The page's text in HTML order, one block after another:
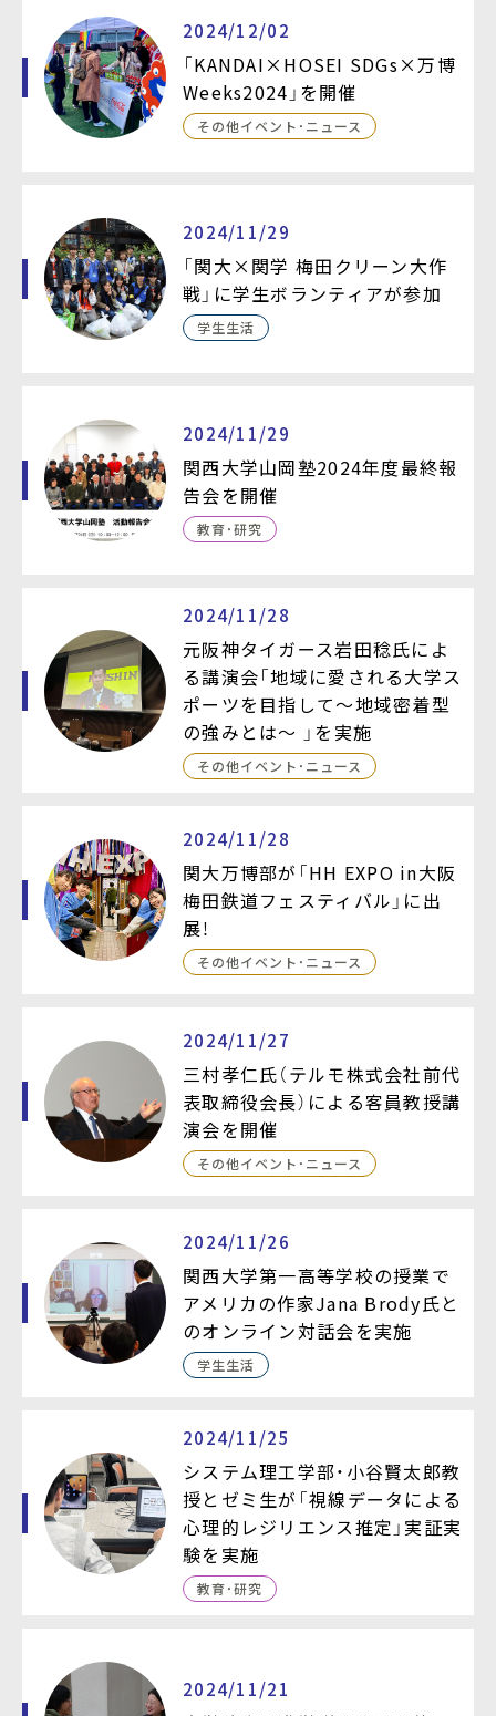
2024/12/02
「KANDAI×HOSEI SDGs×万博
Weeks2024」を開催
その他イベント・ニュース
2024/11/29
「関大×関学 梅田クリーン大作
戦」に学生ボランティアが参加
学生生活
2024/11/29
関西大学山岡塾2024年度最終報
告会を開催
教育・研究
2024/11/28
元阪神タイガース岩田稔氏によ
る講演会「地域に愛される大学ス
ポーツを目指して～地域密着型
の強みとは～ 」を実施
その他イベント・ニュース
2024/11/28
関大万博部が「HH EXPO in大阪
梅田鉄道フェスティバル」に出
展！
その他イベント・ニュース
2024/11/27
三村孝仁氏（テルモ株式会社前代
表取締役会長）による客員教授講
演会を開催
その他イベント・ニュース
2024/11/26
関西大学第一高等学校の授業で
アメリカの作家Jana Brody氏と
のオンライン対話会を実施
学生生活
2024/11/25
システム理工学部・小谷賢太郎教
授とゼミ生が「視線データによる
心理的レジリエンス推定」実証実
験を実施
教育・研究
2024/11/21